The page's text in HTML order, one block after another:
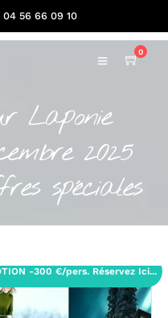
04 56 66 09 10
0
Laponie
2025
spéciales
-300 €/pers. Réservez Ici...